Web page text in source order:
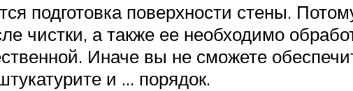
подготовка поверхности стены.
чистки, а также ее необходимо
Иначе вы не сможете
и … порядок.